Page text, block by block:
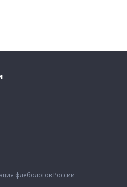
флебологов России